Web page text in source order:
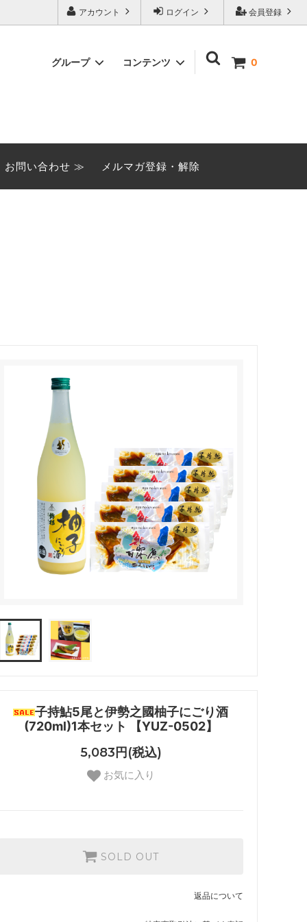
会員登録
ログイン
アカウント
0
グループ コンテンツ
お問い合わせ ≫ メルマガ登録・解除
子持鮎5尾と伊勢之國柚子にごり酒
(720ml)1本セット 【YUZ-0502】
5,083円(税込)
お気に入り
SOLD OUT
返品について